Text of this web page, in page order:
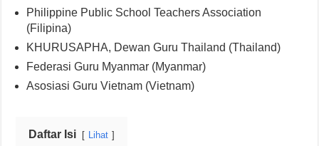
Philippine Public School Teachers Association
(Filipina)
KHURUSAPHA, Dewan Guru Thailand (Thailand)
Federasi Guru Myanmar (Myanmar)
Asosiasi Guru Vietnam (Vietnam)
Daftar Isi Lihat